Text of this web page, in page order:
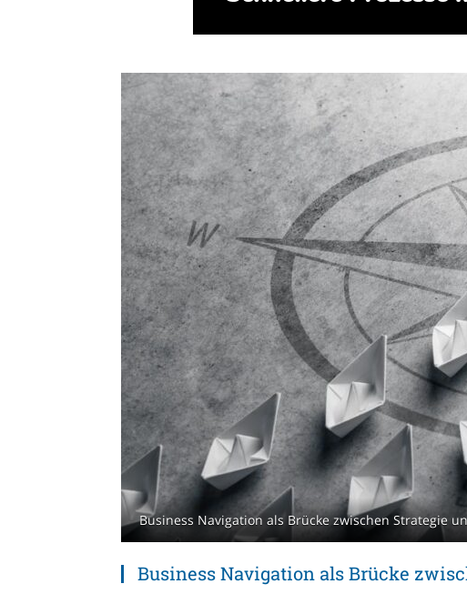
Business Navigation als Brücke zwischen Strategie
Business Navigation als Brücke